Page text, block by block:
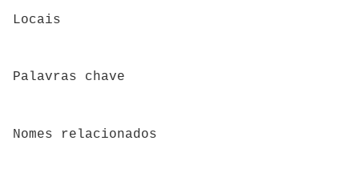
Locais
Palavras chave
Nomes relacionados